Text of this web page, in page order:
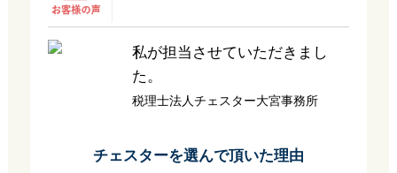
私が担当させていただきまし
た。
税理士法人チェスター大宮事務所
チェスターを選んで頂いた理由